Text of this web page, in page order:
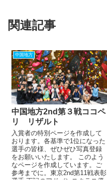
関連記事
中国地方
中国地方2nd第３戦ココペ
リ リザルト
入賞者の特別ページを作成して
おります。各基準で1位になった
選手の皆様、ぜひぜひ写真登録
をお願いいたします。 このよう
なページを作成しています。ご
参考までに。東京2nd第11戦表彰
選手 下記のアドバンスクラス優